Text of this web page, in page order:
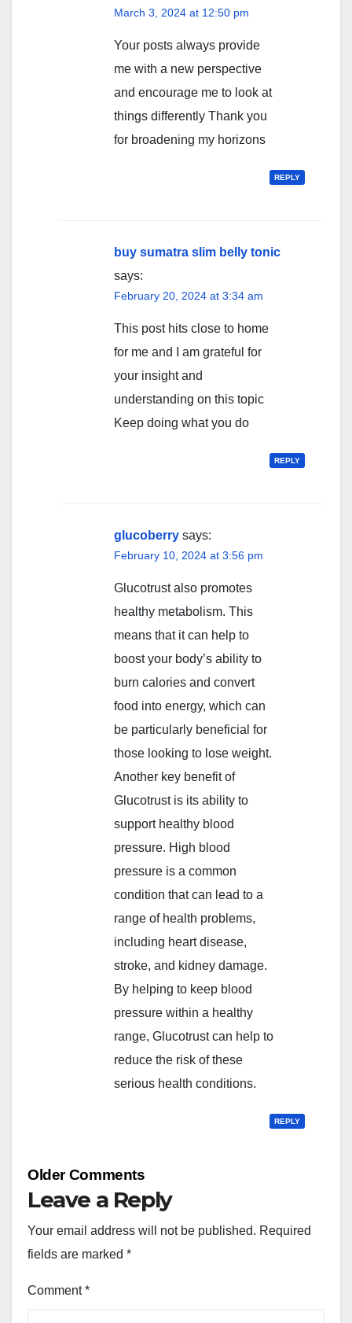
March 3, 2024 at 12:50 pm
Your posts always provide
me with a new perspective
and encourage me to look at
things differently Thank you
for broadening my horizons
REPLY
buy sumatra slim belly tonic
says:
February 20, 2024 at 3:34 am
This post hits close to home
for me and I am grateful for
your insight and
understanding on this topic
Keep doing what you do
REPLY
glucoberry says:
February 10, 2024 at 3:56 pm
Glucotrust also promotes
healthy metabolism. This
means that it can help to
boost your body’s ability to
burn calories and convert
food into energy, which can
be particularly beneficial for
those looking to lose weight.
Another key benefit of
Glucotrust is its ability to
support healthy blood
pressure. High blood
pressure is a common
condition that can lead to a
range of health problems,
including heart disease,
stroke, and kidney damage.
By helping to keep blood
pressure within a healthy
range, Glucotrust can help to
reduce the risk of these
serious health conditions.
REPLY
Comment
Older Comments
Leave a Reply
Your email address will not be published. Required
fields are marked *
Comment*